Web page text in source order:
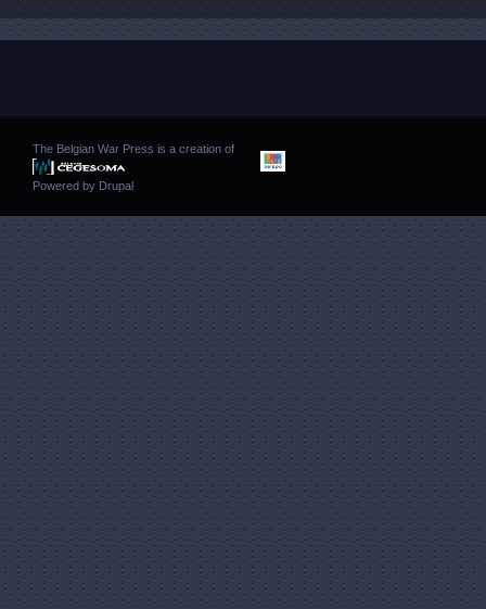
The Belgian War Press is a creation of
Powered by Drupal